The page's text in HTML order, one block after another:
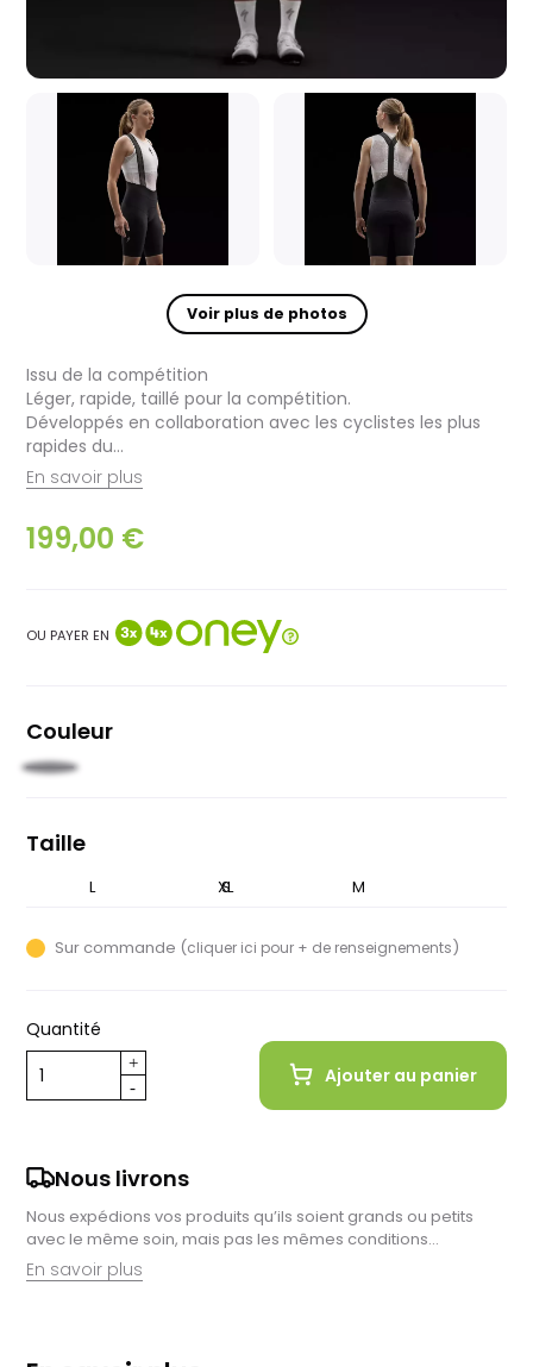
Voir plus de photos
Issu de la compétition
Léger, rapide, taillé pour la compétition.
Développés en collaboration avec les cyclistes les plus
rapides du...
En savoir plus
199,00 €
OU PAYER EN
Couleur
Noir
Taille
XS S M
L XL
Sur commande (cliquer ici pour + de renseignements)
Quantité
Ajouter au panier
Nous livrons
Nous expédions vos produits qu’ils soient grands ou petits
avec le même soin, mais pas les mêmes conditions…
En savoir plus